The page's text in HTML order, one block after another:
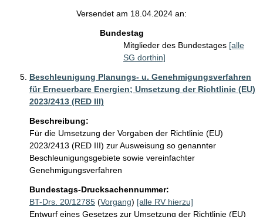
Versendet am 18.04.2024 an:
Bundestag
Mitglieder des Bundestages [alle
SG dorthin]
Beschleunigung Planungs- u. Genehmigungsverfahren
für Erneuerbare Energien; Umsetzung der Richtlinie (EU)
2023/2413 (RED III)
Beschreibung:
Für die Umsetzung der Vorgaben der Richtlinie (EU)
2023/2413 (RED III) zur Ausweisung so genannter
Beschleunigungsgebiete sowie vereinfachter
Genehmigungsverfahren
Bundestags-Drucksachennummer:
BT-Drs. 20/12785 (Vorgang) [alle RV hierzu]
Entwurf eines Gesetzes zur Umsetzung der Richtlinie (EU)